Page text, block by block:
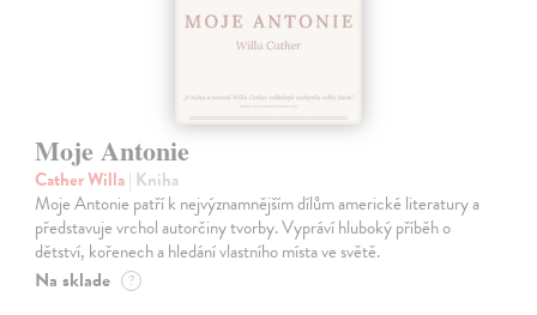
Moje Antonie
Cather Willa| Kniha
Moje Antonie patří k nejvýznamnějším dílům americké literatury a
představuje vrchol autorčiny tvorby. Vypráví hluboký příběh o
dětství, kořenech a hledání vlastního místa ve světě.
Na sklade ?